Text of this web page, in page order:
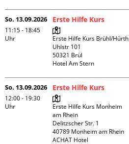
So. 13.09.2026
11:15 - 18:45
Uhr
Erste Hilfe Kurs
Erste Hilfe Kurs Brühl/Hürth
Uhlstr 101
50321 Brül
Hotel Am Stern
So. 13.09.2026
12:00 - 19:30
Uhr
Erste Hilfe Kurs
Erste Hilfe Kurs Monheim
am Rhein
Delitzscher Str. 1
40789 Monheim am Rhein
ACHAT Hotel